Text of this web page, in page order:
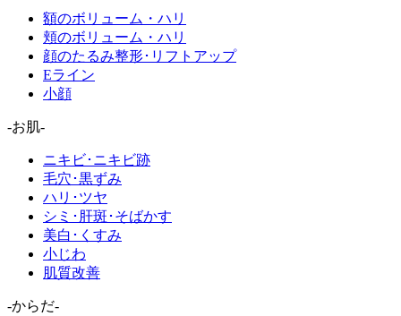
額のボリューム・ハリ
頬のボリューム・ハリ
顔のたるみ整形･リフトアップ
Eライン
小顔
-お肌-
ニキビ･ニキビ跡
毛穴･黒ずみ
ハリ･ツヤ
シミ･肝斑･そばかす
美白･くすみ
小じわ
肌質改善
-からだ-